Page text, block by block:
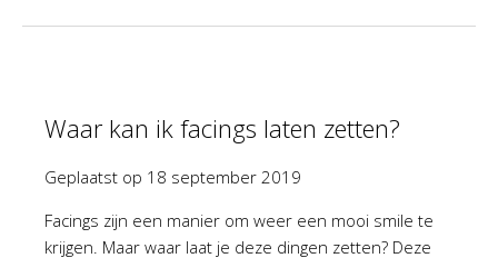
Waar kan ik facings laten zetten?
Geplaatst op 18 september 2019
Facings zijn een manier om weer een mooi smile te
krijgen. Maar waar laat je deze dingen zetten? Deze